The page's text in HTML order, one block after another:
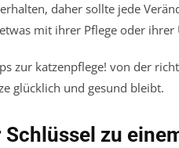
daher sollte jede
mit ihrer Pflege oder
Schlüssel zu